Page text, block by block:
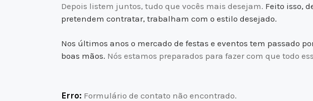
Depois listem juntos, tudo que vocês mais desejam. Feito isso,
pretendem contratar, trabalham com o estilo desejado.
Nos últimos anos o mercado de festas e eventos tem passado
boas mãos. Nós estamos preparados para fazer com que todo
Erro: Formulário de contato não encontrado.